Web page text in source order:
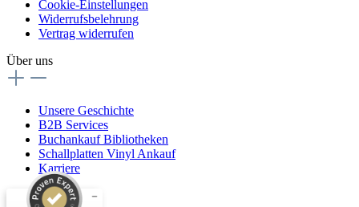
Cookie-Einstellungen
Widerrufsbelehrung
Vertrag widerrufen
Über uns
Unsere Geschichte
B2B Services
Buchankauf Bibliotheken
Schallplatten Vinyl Ankauf
Karriere